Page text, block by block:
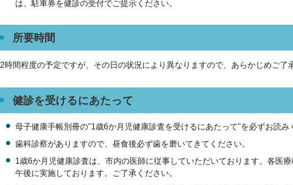
は、駐車券を健診の受付でご提示ください。
所要時間
2時間程度の予定ですが、その日の状況により異なりますので、あらかじめご了
健診を受けるにあたって
母子健康手帳別冊の"1歳6か月児健康診査を受けるにあたって"を必ずお読み
歯科診察がありますので、昼食後必ず歯を磨いてきてください。
1歳6か月児健康診査は、市内の医師に従事していただいております。各医
午後に実施しております。ご了承ください。